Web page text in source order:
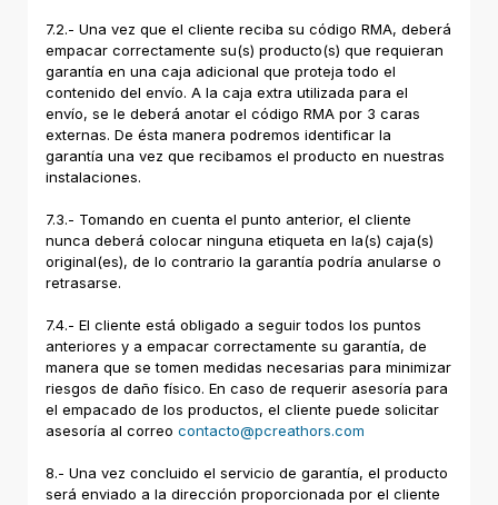
7.2.- Una vez que el cliente reciba su código RMA, deberá
empacar correctamente su(s) producto(s) que requieran
garantía en una caja adicional que proteja todo el
contenido del envío. A la caja extra utilizada para el
envío, se le deberá anotar el código RMA por 3 caras
externas. De ésta manera podremos identificar la
garantía una vez que recibamos el producto en nuestras
instalaciones.
7.3.- Tomando en cuenta el punto anterior, el cliente
nunca deberá colocar ninguna etiqueta en la(s) caja(s)
original(es), de lo contrario la garantía podría anularse o
retrasarse.
7.4.- El cliente está obligado a seguir todos los puntos
anteriores y a empacar correctamente su garantía, de
manera que se tomen medidas necesarias para minimizar
riesgos de daño físico. En caso de requerir asesoría para
el empacado de los productos, el cliente puede solicitar
asesoría al correo contacto@pcreathors.com
8.- Una vez concluido el servicio de garantía, el producto
será enviado a la dirección proporcionada por el cliente